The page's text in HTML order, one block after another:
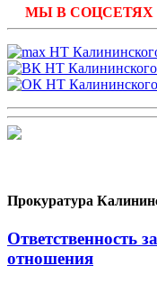
МЫ В СОЦСЕТЯХ
Прокуратура
Ответственность
отношения